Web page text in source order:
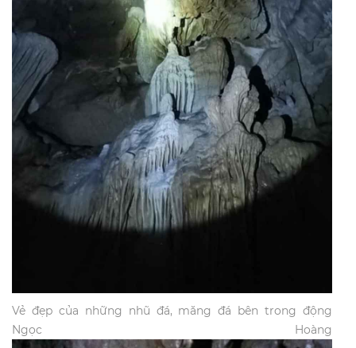
Vẻ đẹp của những nhũ đá, măng đá bên trong động
Ngọc Hoàng